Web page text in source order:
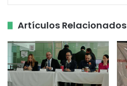
Artículos Relacionados